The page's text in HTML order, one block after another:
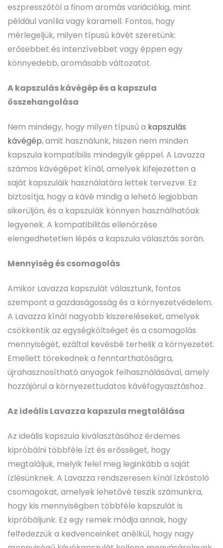
eszpresszótól a finom aromás variációkig, mint
például vanília vagy karamell. Fontos, hogy
mérlegeljük, milyen típusú kávét szeretünk:
erősebbet és intenzívebbet vagy éppen egy
könnyedebb, aromásabb változatot.
A kapszulás kávégép és a kapszula
összehangolása
Nem mindegy, hogy milyen típusú a kapszulás
kávégép, amit használunk, hiszen nem minden
kapszula kompatibilis mindegyik géppel. A Lavazza
számos kávégépet kínál, amelyek kifejezetten a
saját kapszuláik használatára lettek tervezve. Ez
biztosítja, hogy a kávé mindig a lehető legjobban
sikerüljön, és a kapszulák könnyen használhatóak
legyenek. A kompatibilitás ellenőrzése
elengedhetetlen lépés a kapszula választás során.
Mennyiség és csomagolás
Amikor Lavazza kapszulát választunk, fontos
szempont a gazdaságosság és a környezetvédelem.
A Lavazza kínál nagyobb kiszereléseket, amelyek
csökkentik az egységköltséget és a csomagolás
mennyiségét, ezáltal kevésbé terhelik a környezetet.
Emellett törekednek a fenntarthatóságra,
újrahasznosítható anyagok felhasználásával, amely
hozzájárul a környezettudatos kávéfogyasztáshoz.
Az ideális Lavazza kapszula megtalálása
Az ideális kapszula kiválasztásához érdemes
kipróbálni többféle ízt és erősséget, hogy
megtaláljuk, melyik felel meg leginkább a saját
ízlésünknek. A Lavazza rendszeresen kínál ízkóstoló
csomagokat, amelyek lehetővé teszik számunkra,
hogy kis mennyiségben többféle kapszulát is
kipróbáljunk. Ez egy remek módja annak, hogy
felfedezzük a kedvenceinket anélkül, hogy nagy